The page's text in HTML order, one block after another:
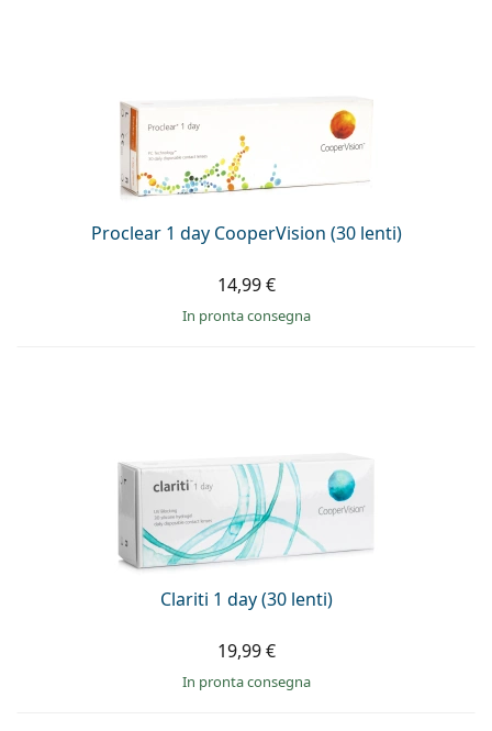
Proclear 1 day CooperVision (30 lenti)
14,99 €
in pronta consegna
Clariti 1 day (30 lenti)
19,99 €
in pronta consegna